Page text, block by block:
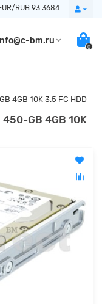
RUB 93.3684
bm.ru
0
4GB 10K 3.5 FC HDD
GB 4GB 10K